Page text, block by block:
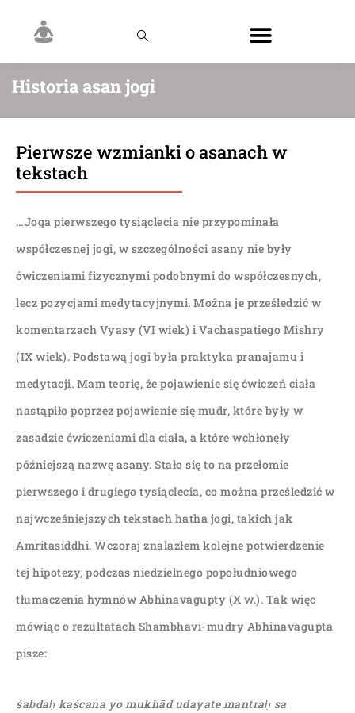
Historia asan jogi
Pierwsze wzmianki o asanach w
tekstach
…Joga pierwszego tysiąclecia nie przypominała
współczesnej jogi, w szczególności asany nie były
ćwiczeniami fizycznymi podobnymi do współczesnych,
lecz pozycjami medytacyjnymi. Można je prześledzić w
komentarzach Vyasy (VI wiek) i Vachaspatiego Mishry
(IX wiek). Podstawą jogi była praktyka pranajamu i
medytacji. Mam teorię, że pojawienie się ćwiczeń ciała
nastąpiło poprzez pojawienie się mudr, które były w
zasadzie ćwiczeniami dla ciała, a które wchłonęły
późniejszą nazwę asany. Stało się to na przełomie
pierwszego i drugiego tysiąclecia, co można prześledzić w
najwcześniejszych tekstach hatha jogi, takich jak
Amritasiddhi. Wczoraj znalazłem kolejne potwierdzenie
tej hipotezy, podczas niedzielnego popołudniowego
tłumaczenia hymnów Abhinavagupty (X w.). Tak więc
mówiąc o rezultatach Shambhavi-mudry Abhinavagupta
pisze:
śabdaḥ kaścana yo mukhād udayate mantraḥ sa